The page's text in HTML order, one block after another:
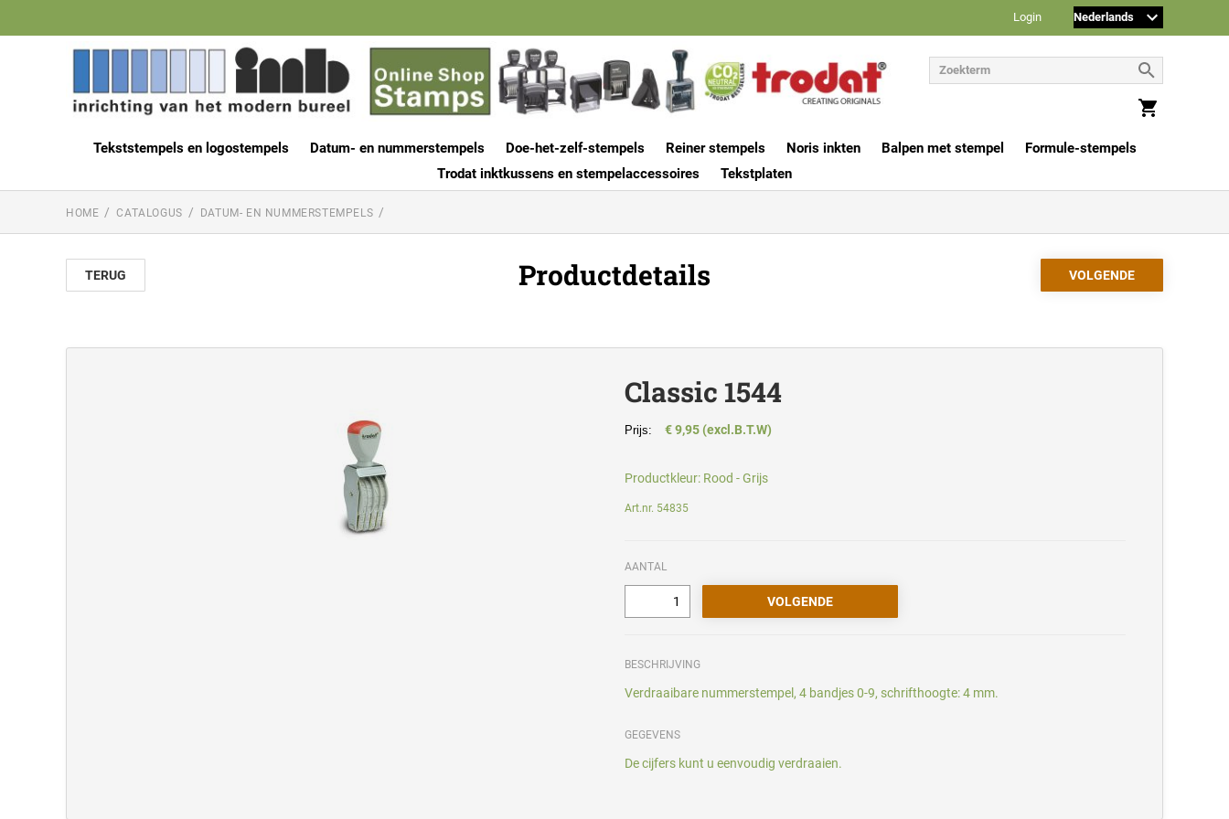
Login
Tekststempels en logostempels Datum- en nummerstempels Doe-het-zelf-stempels Reiner stempels Noris inkten Balpen met stempel
Formule-stempels
Trodat inktkussens en stempelaccessoires
Tekstplaten
HOME CATALOGUS DATUM- EN NUMMERSTEMPELS
TERUG Productdetails
Classic 1544
Prijs: € 9,95 (excl.B.T.W)
Productkleur: Rood - Grijs
Art.nr. 54835
AANTAL
BESCHRIJVING
Verdraaibare nummerstempel, 4 bandjes 0-9, schrifthoogte: 4 mm.
GEGEVENS
De cijfers kunt u eenvoudig verdraaien.